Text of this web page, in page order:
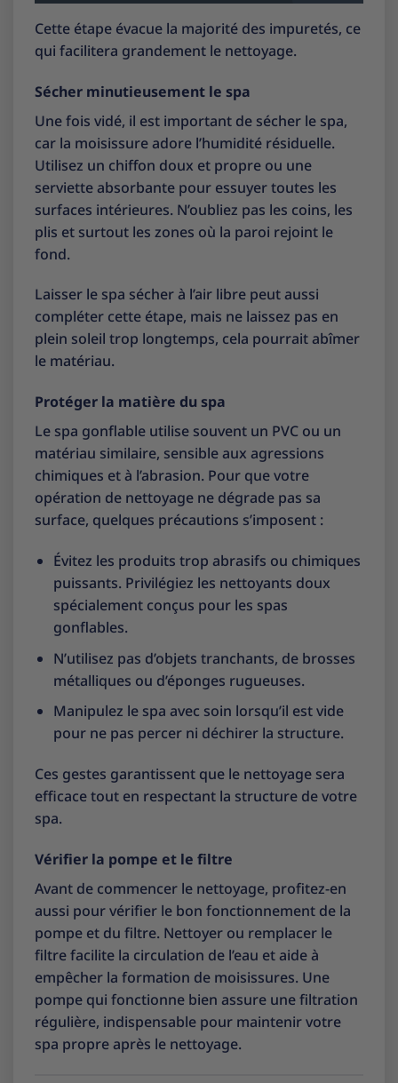
Cette étape évacue la majorité des impuretés, ce
qui facilitera grandement le nettoyage.
Sécher minutieusement le spa
Une fois vidé, il est important de sécher le spa,
car la moisissure adore l’humidité résiduelle.
Utilisez un chiffon doux et propre ou une
serviette absorbante pour essuyer toutes les
surfaces intérieures. N’oubliez pas les coins, les
plis et surtout les zones où la paroi rejoint le
fond.
Laisser le spa sécher à l’air libre peut aussi
compléter cette étape, mais ne laissez pas en
plein soleil trop longtemps, cela pourrait abîmer
le matériau.
Protéger la matière du spa
Le spa gonflable utilise souvent un PVC ou un
matériau similaire, sensible aux agressions
chimiques et à l’abrasion. Pour que votre
opération de nettoyage ne dégrade pas sa
surface, quelques précautions s’imposent :
Évitez les produits trop abrasifs ou chimiques
puissants. Privilégiez les nettoyants doux
spécialement conçus pour les spas
gonflables.
N’utilisez pas d’objets tranchants, de brosses
métalliques ou d’éponges rugueuses.
Manipulez le spa avec soin lorsqu’il est vide
pour ne pas percer ni déchirer la structure.
Ces gestes garantissent que le nettoyage sera
efficace tout en respectant la structure de votre
spa.
Vérifier la pompe et le filtre
Avant de commencer le nettoyage, profitez-en
aussi pour vérifier le bon fonctionnement de la
pompe et du filtre. Nettoyer ou remplacer le
filtre facilite la circulation de l’eau et aide à
empêcher la formation de moisissures. Une
pompe qui fonctionne bien assure une filtration
régulière, indispensable pour maintenir votre
spa propre après le nettoyage.